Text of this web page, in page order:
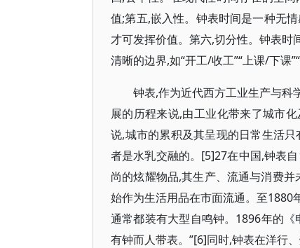
值;第五,嵌入性。钟表时间是一种无
才可发挥价值。第六,切分性。钟表
清晰的边界,如“开工/收工”“上课/下课
钟表,作为近代西方工业生产与科
展的历程来说,由工业化带来了城市
说,城市的累积及其呈现的日常生活
者是水乳交融的。[5]27在中国,钟表
尚的炫耀物品,其生产、流通与消费
始作为生活用品在市面流通。至1880
通常都装有大型自鸣钟。1896年的
有钟而人带表。”[6]同时,钟表在洋行